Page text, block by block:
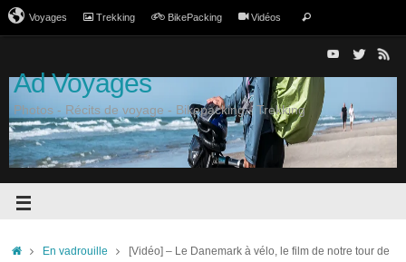
Voyages Trekking BikePacking Vidéos
Ad Voyages
Photos - Récits de voyage - Bikepacking - Trekking
En vadrouille
[Vidéo] – Le Danemark à vélo, le film de notre tour de